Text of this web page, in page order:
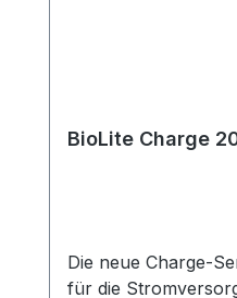
BioLite Charge
Die neue Charge-
für die